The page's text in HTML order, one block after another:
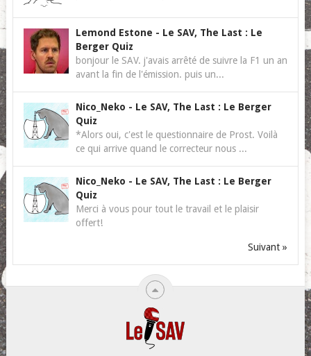
Lemond Estone - Le SAV, The Last : Le
Berger Quiz
bonjour le SAV. j'avais arrêté de suivre la F1 un an
avant la fin de l'émission. puis un...
Nico_Neko - Le SAV, The Last : Le Berger
Quiz
*Alors oui, c'est le questionnaire de Prost. Voilà
ce qui arrive quand le correcteur nous ...
Nico_Neko - Le SAV, The Last : Le Berger
Quiz
Merci à vous pour tout le travail et le plaisir
offert!
Suivant »